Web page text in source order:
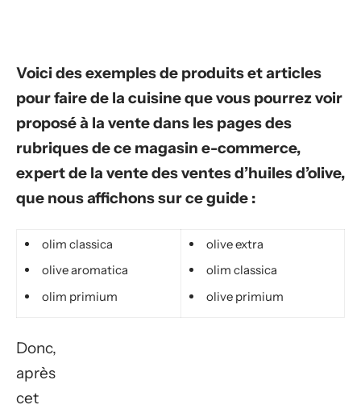
Voici des exemples de produits et articles
pour faire de la cuisine que vous pourrez voir
proposé à la vente dans les pages des
rubriques de ce magasin e-commerce,
expert de la vente des ventes d’huiles d’olive,
que nous affichons sur ce guide :
olim classica
olive aromatica
olim primium
olive extra
olim classica
olive primium
Donc,
après
cet